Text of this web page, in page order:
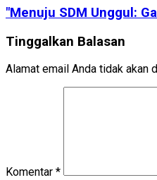
"Menuju SDM Unggul:
Tinggalkan Balasan
Alamat email Anda tidak akan
Komentar *